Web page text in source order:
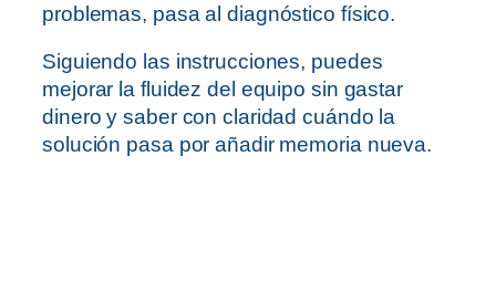
problemas, pasa al diagnóstico físico.
Siguiendo las instrucciones, puedes
mejorar la fluidez del equipo sin gastar
dinero y saber con claridad cuándo la
solución pasa por añadir memoria nueva.